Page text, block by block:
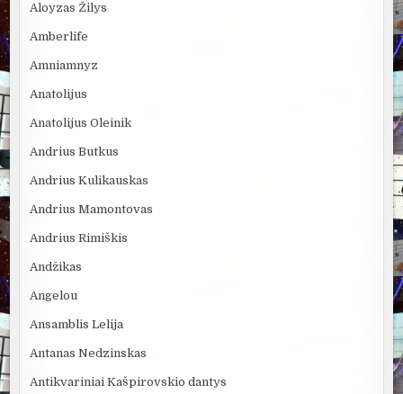
Aloyzas Žilys
Amberlife
Amniamnyz
Anatolijus
Anatolijus Oleinik
Andrius Butkus
Andrius Kulikauskas
Andrius Mamontovas
Andrius Rimiškis
Andžikas
Angelou
Ansamblis Lelija
Antanas Nedzinskas
Antikvariniai Kašpirovskio dantys